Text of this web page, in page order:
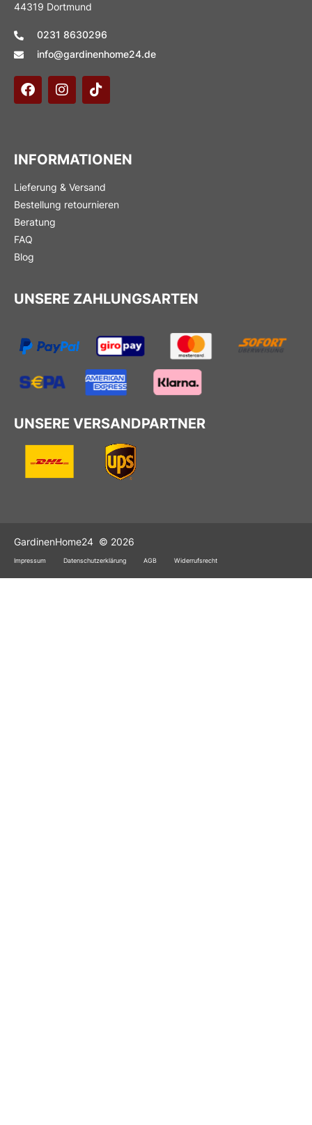
44319 Dortmund
0231 8630296
info@gardinenhome24.de
INFORMATIONEN
Lieferung & Versand
Bestellung retournieren
Beratung
FAQ
Blog
UNSERE ZAHLUNGSARTEN
UNSERE VERSANDPARTNER
GardinenHome24 © 2026
Impressum Datenschutzerklärung AGB Widerrufsrecht